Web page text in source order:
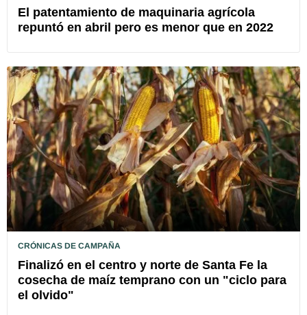
El patentamiento de maquinaria agrícola
repuntó en abril pero es menor que en 2022
CRÓNICAS DE CAMPAÑA
Finalizó en el centro y norte de Santa Fe la
cosecha de maíz temprano con un "ciclo para
el olvido"